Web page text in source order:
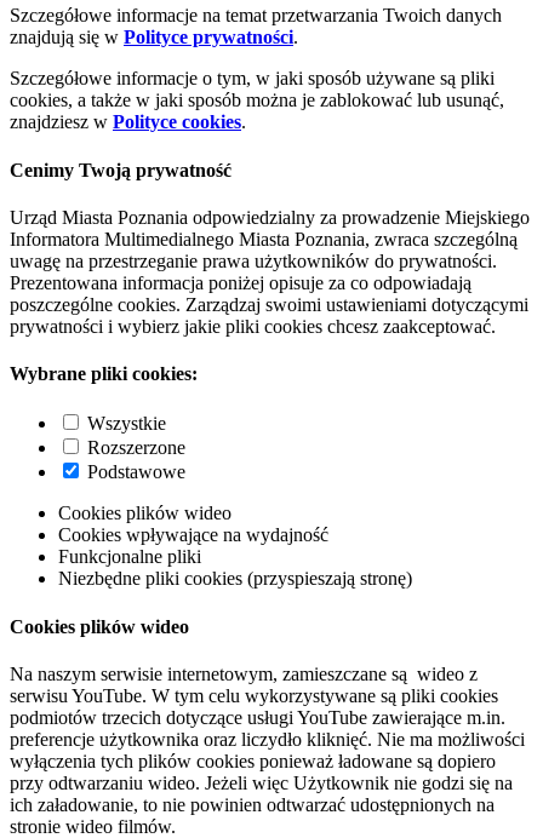
Szczegółowe informacje na temat przetwarzania Twoich danych
znajdują się w Polityce prywatności.
Szczegółowe informacje o tym, w jaki sposób używane są pliki
cookies, a także w jaki sposób można je zablokować lub usunąć,
znajdziesz w Polityce cookies.
Cenimy Twoją prywatność
Urząd Miasta Poznania odpowiedzialny za prowadzenie Miejskiego
Informatora Multimedialnego Miasta Poznania, zwraca szczególną
uwagę na przestrzeganie prawa użytkowników do prywatności.
Prezentowana informacja poniżej opisuje za co odpowiadają
poszczególne cookies. Zarządzaj swoimi ustawieniami dotyczącymi
prywatności i wybierz jakie pliki cookies chcesz zaakceptować.
Wybrane pliki cookies:
Wszystkie
Rozszerzone
Podstawowe
Cookies plików wideo
Cookies wpływające na wydajność
Funkcjonalne pliki
Niezbędne pliki cookies (przyspieszają stronę)
Cookies plików wideo
Na naszym serwisie internetowym, zamieszczane są wideo z
serwisu YouTube. W tym celu wykorzystywane są pliki cookies
podmiotów trzecich dotyczące usługi YouTube zawierające m.in.
preferencje użytkownika oraz liczydło kliknięć. Nie ma możliwości
wyłączenia tych plików cookies ponieważ ładowane są dopiero
przy odtwarzaniu wideo. Jeżeli więc Użytkownik nie godzi się na
ich załadowanie, to nie powinien odtwarzać udostępnionych na
stronie wideo filmów.